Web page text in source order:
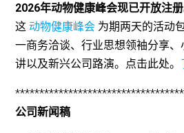
2026年动物健康峰会现已开放注册
这动物健康峰会 为期两天的活动
一商务洽谈、行业思想领袖分享
讲以及新兴公司路演。点击此处。
公司新闻稿